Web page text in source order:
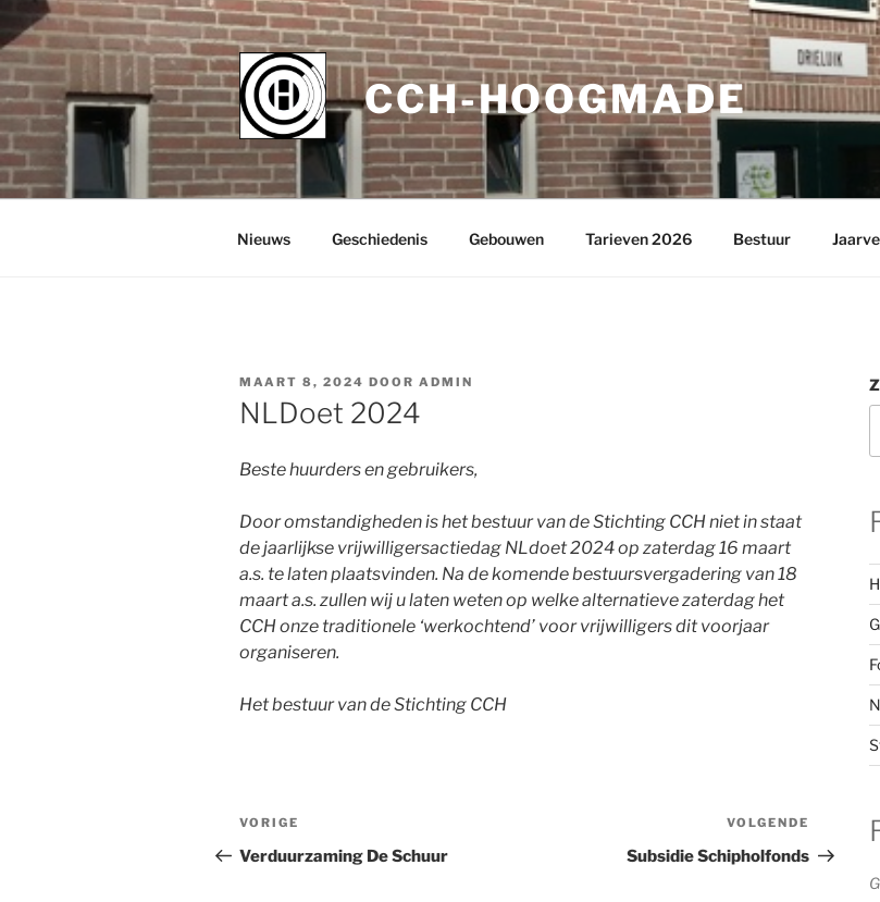
naar
de
inhoud
CCH-HOOGMADE
Nieuws Geschiedenis Gebouwen Tarieven 2026 Bestuur
GEPLAATST
OP
MAART 8, 2024 DOOR ADMIN
NLDoet 2024
Beste huurders en gebruikers,
Door omstandigheden is het bestuur van de Stichting CCH niet in staat
de jaarlijkse vrijwilligersactiedag NLdoet 2024 op zaterdag 16 maart
a.s. te laten plaatsvinden. Na de komende bestuursvergadering van 18
maart a.s. zullen wij u laten weten op welke alternatieve zaterdag het
CCH onze traditionele ‘werkochtend’ voor vrijwilligers dit voorjaar
organiseren.
Het bestuur van de Stichting CCH
Bericht
navigatie
Vorig
bericht
VORIGE
Verduurzaming De Schuur
Volgend
bericht
VOLGENDE
Subsidie Schipholfonds